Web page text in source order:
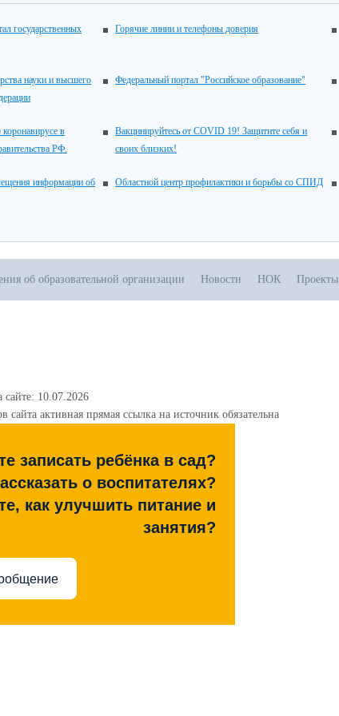
государственных
Горячие линии и телефоны доверия
науки и высшего
Федеральный портал "Российское образование"
в
РФ.
Вакцинируйтесь от COVID 19! Защитите себя и
своих близких!
информации об
Областной центр профилактики и борьбы со СПИД
об образовательной организации Новости НОК Проекты
сайте: 10.07.2026
сайта активная прямая ссылка на источник обязательна
записать ребёнка в сад?
о воспитателях?
как улучшить питание и
занятия?